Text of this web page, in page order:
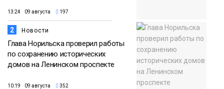
13:24 09 августа 197
2 Новости
Глава Норильска проверил работы
по сохранению исторических
домов на Ленинском проспекте
10:19 09 августа 352